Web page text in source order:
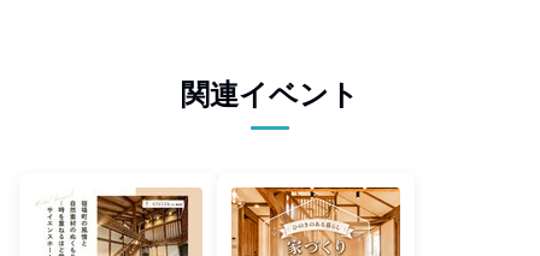
関連イベント